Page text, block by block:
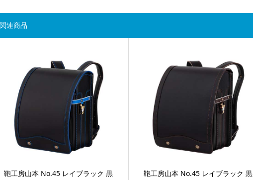
連商品
鞄工房山本 No.45 レイブラック 黒
鞄工房山本 No.45 レイブラック 黒